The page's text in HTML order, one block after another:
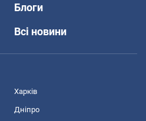
Блоги
Всі новини
Харків
Дніпро